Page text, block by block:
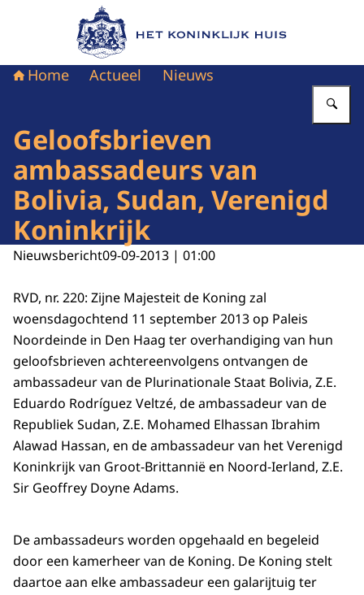
Naar de homepage van Het Koninklijk Huis
Home Actueel Nieuws
Geloofsbrieven
ambassadeurs van
Bolivia, Sudan, Verenigd
Koninkrijk
Nieuwsbericht09-09-2013 | 01:00
RVD, nr. 220: Zijne Majesteit de Koning zal
woensdagochtend 11 september 2013 op Paleis
Noordeinde in Den Haag ter overhandiging van hun
geloofsbrieven achtereenvolgens ontvangen de
ambassadeur van de Plurinationale Staat Bolivia, Z.E.
Eduardo Rodríguez Veltzé, de ambassadeur van de
Republiek Sudan, Z.E. Mohamed Elhassan Ibrahim
Alawad Hassan, en de ambassadeur van het Verenigd
Koninkrijk van Groot-Brittannië en Noord-Ierland, Z.E.
Sir Geoffrey Doyne Adams.
De ambassadeurs worden opgehaald en begeleid
door een kamerheer van de Koning. De Koning stelt
daartoe aan elke ambassadeur een galarijtuig ter